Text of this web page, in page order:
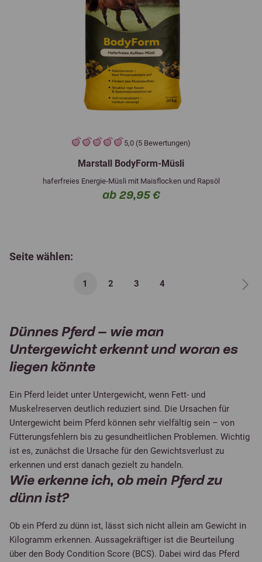
5,0 (5 Bewertungen)
Marstall BodyForm-Müsli
haferfreies Energie-Müsli mit Maisflocken und Rapsöl
ab 29,95 €
Seite wählen:
1 2 3 4
Dünnes Pferd – wie man
Untergewicht erkennt und woran es
liegen könnte
Ein Pferd leidet unter Untergewicht, wenn Fett- und
Muskelreserven deutlich reduziert sind. Die Ursachen für
Untergewicht beim Pferd können sehr vielfältig sein – von
Fütterungsfehlern bis zu gesundheitlichen Problemen. Wichtig
ist es, zunächst die Ursache für den Gewichtsverlust zu
erkennen und erst danach gezielt zu handeln.
Wie erkenne ich, ob mein Pferd zu
dünn ist?
Ob ein Pferd zu dünn ist, lässt sich nicht allein am Gewicht in
Kilogramm erkennen. Aussagekräftiger ist die Beurteilung
über den Body Condition Score (BCS). Dabei wird das Pferd